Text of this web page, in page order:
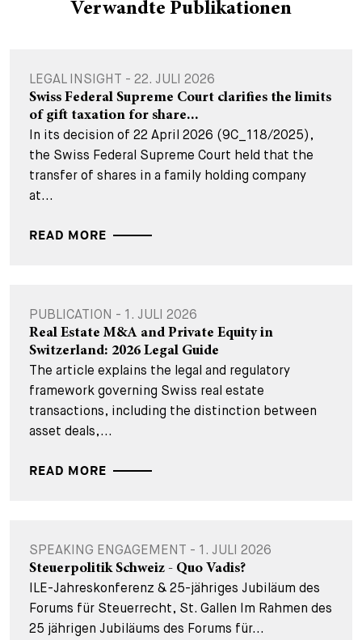
Verwandte Publikationen
LEGAL INSIGHT - 22. JULI 2026
Swiss Federal Supreme Court clarifies the limits
of gift taxation for share...
In its decision of 22 April 2026 (9C_118/2025),
the Swiss Federal Supreme Court held that the
transfer of shares in a family holding company
at...
READ MORE
PUBLICATION - 1. JULI 2026
Real Estate M&A and Private Equity in
Switzerland: 2026 Legal Guide
The article explains the legal and regulatory
framework governing Swiss real estate
transactions, including the distinction between
asset deals,...
READ MORE
SPEAKING ENGAGEMENT - 1. JULI 2026
Steuerpolitik Schweiz - Quo Vadis?
ILE-Jahreskonferenz & 25-jähriges Jubiläum des
Forums für Steuerrecht, St. Gallen Im Rahmen des
25 jährigen Jubiläums des Forums für...